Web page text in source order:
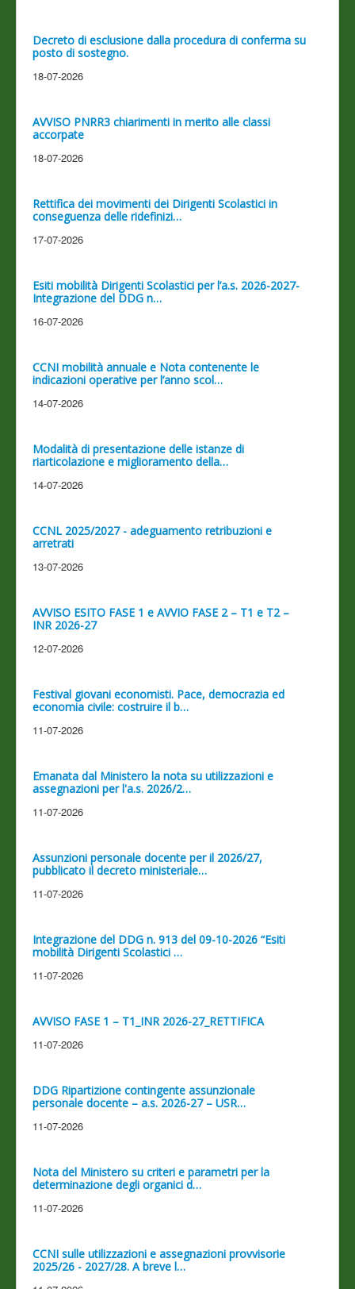
Decreto di esclusione dalla procedura di conferma su
posto di sostegno.
18-07-2026
AVVISO PNRR3 chiarimenti in merito alle classi
accorpate
18-07-2026
Rettifica dei movimenti dei Dirigenti Scolastici in
conseguenza delle ridefinizi…
17-07-2026
Esiti mobilità Dirigenti Scolastici per l’a.s. 2026-2027-
Integrazione del DDG n…
16-07-2026
CCNI mobilità annuale e Nota contenente le
indicazioni operative per l’anno scol…
14-07-2026
Modalità di presentazione delle istanze di
riarticolazione e miglioramento della…
14-07-2026
CCNL 2025/2027 - adeguamento retribuzioni e
arretrati
13-07-2026
AVVISO ESITO FASE 1 e AVVIO FASE 2 – T1 e T2 –
INR 2026-27
12-07-2026
Festival giovani economisti. Pace, democrazia ed
economia civile: costruire il b…
11-07-2026
Emanata dal Ministero la nota su utilizzazioni e
assegnazioni per l'a.s. 2026/2…
11-07-2026
Assunzioni personale docente per il 2026/27,
pubblicato il decreto ministeriale…
11-07-2026
Integrazione del DDG n. 913 del 09-10-2026 “Esiti
mobilità Dirigenti Scolastici …
11-07-2026
AVVISO FASE 1 – T1_INR 2026-27_RETTIFICA
11-07-2026
DDG Ripartizione contingente assunzionale
personale docente – a.s. 2026-27 – USR…
11-07-2026
Nota del Ministero su criteri e parametri per la
determinazione degli organici d…
11-07-2026
CCNI sulle utilizzazioni e assegnazioni provvisorie
2025/26 - 2027/28. A breve l…